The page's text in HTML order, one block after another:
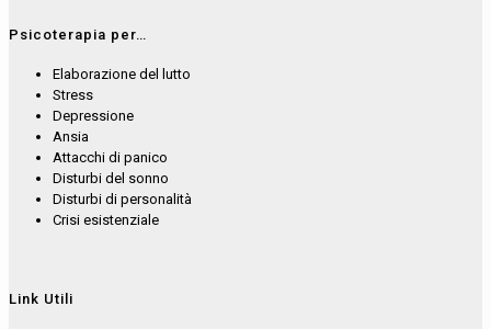
Psicoterapia per…
Elaborazione del lutto
Stress
Depressione
Ansia
Attacchi di panico
Disturbi del sonno
Disturbi di personalità
Crisi esistenziale
Link Utili